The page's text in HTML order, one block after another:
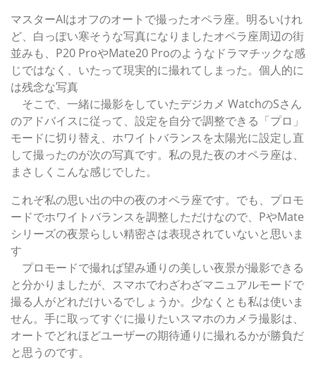
マスターAIはオフのオートで撮ったオペラ座。明るいけれ
ど、白っぽい寒そうな写真になりましたオペラ座周辺の街
並みも、P20 ProやMate20 Proのようなドラマチックな感
じではなく、いたって現実的に撮れてしまった。個人的に
は残念な写真
そこで、一緒に撮影をしていたデジカメ WatchのSさん
のアドバイスに従って、設定を自分で調整できる「プロ」
モードに切り替え、ホワイトバランスを太陽光に設定し直
して撮ったのが次の写真です。私の見た夜のオペラ座は、
まさしくこんな感じでした。
これぞ私の思い出の中の夜のオペラ座です。でも、プロモ
ードでホワイトバランスを調整しただけなので、PやMate
シリーズの夜景らしい精密さは表現されていないと思いま
す
プロモードで撮れば望み通りの美しい夜景が撮影できる
と分かりましたが、スマホでわざわざマニュアルモードで
撮る人がどれだけいるでしょうか。少なくとも私は使いま
せん。手に取ってすぐに撮りたいスマホのカメラ撮影は、
オートでどれほどユーザーの期待通りに撮れるかが勝負だ
と思うのです。